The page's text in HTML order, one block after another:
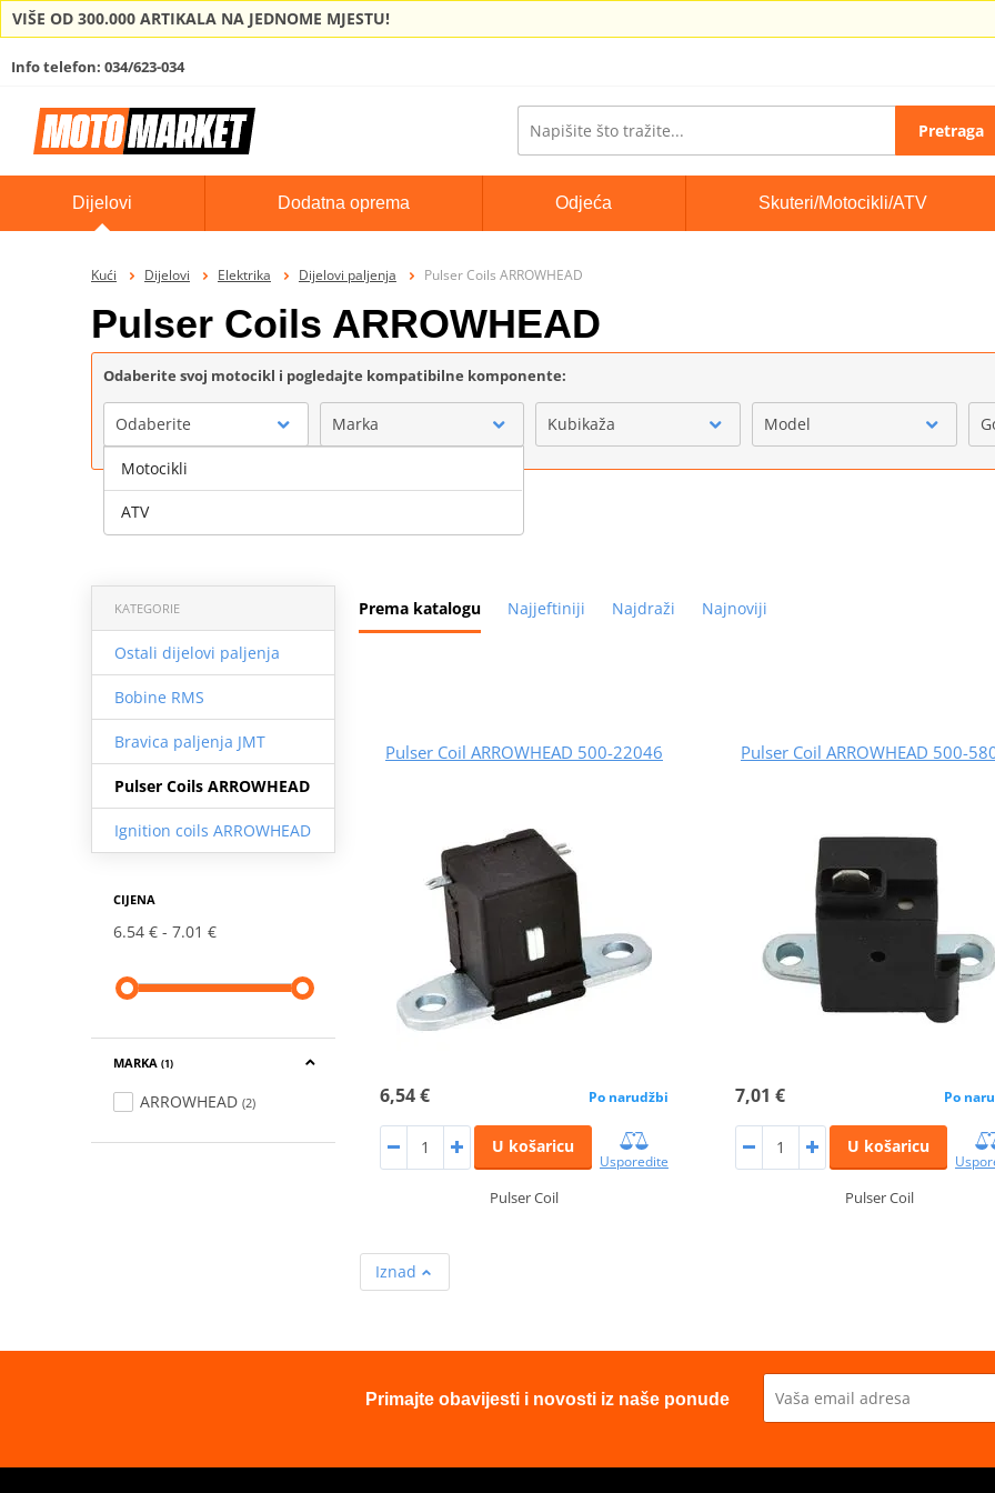
VIŠE OD 300.000 ARTIKALA NA JEDNOME MJESTU!
Info telefon: 034/623-034
Pretraga
Dijelovi Dodatna oprema Odjeća Skuteri/Motocikli/ATV
Kući Dijelovi Elektrika Dijelovi paljenja Pulser Coils ARROWHEAD
Pulser Coils ARROWHEAD
Odaberite svoj motocikl i pogledajte kompatibilne komponente:
Odaberite Marka Kubikaža Model
Prema katalogu Najjeftiniji Najdraži Najnoviji
KATEGORIE
Ostali dijelovi paljenja
Bobine RMS
Bravica paljenja JMT
Pulser Coils ARROWHEAD
Ignition coils ARROWHEAD
CIJENA
6.54 € 7.01 €
MARKA (1)
ARROWHEAD (2)
Pulser Coil ARROWHEAD 500-22046
6,54 € Po narudžbi
U košaricu
Usporedite
Pulser Coil
Pulser Coil ARROWHEAD 500-
7,01 € Po
U košaricu
Pulser Coil
Iznad
Primajte obavijesti i novosti iz naše ponude
Motocikli
ATV